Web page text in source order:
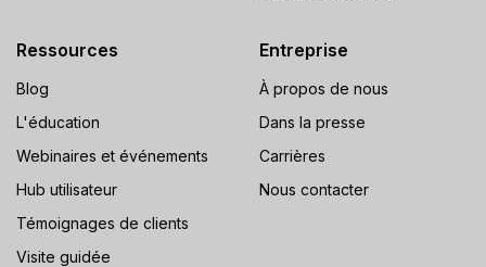
Ressources
Blog
L'éducation
Webinaires et événements
Hub utilisateur
Témoignages de clients
Visite guidée
Entreprise
À propos de nous
Dans la presse
Carrières
Nous contacter